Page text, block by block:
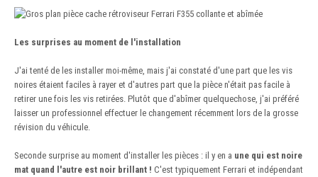
Les surprises au moment de l'installation
J'ai tenté de les installer moi-même, mais j'ai constaté d'une part que les vis
noires étaient faciles à rayer et d'autres part que la pièce n'était pas facile à
retirer une fois les vis retirées. Plutôt que d'abîmer quelquechose, j'ai préféré
laisser un professionnel effectuer le changement récemment lors de la grosse
révision du véhicule.
Seconde surprise au moment d'installer les pièces : il y en a une qui est noire
mat quand l'autre est noir brillant ! C'est typiquement Ferrari et indépendant